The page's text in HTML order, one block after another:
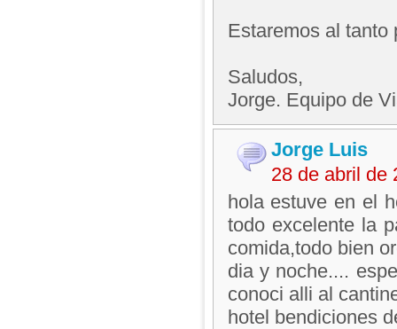
Estaremos al tanto
Saludos,
Jorge. Equipo de
Jorge Luis
28 de abril de
hola estuve en el
todo excelente la
comida,todo bien
dia y noche....
conoci alli al
hotel bendiciones